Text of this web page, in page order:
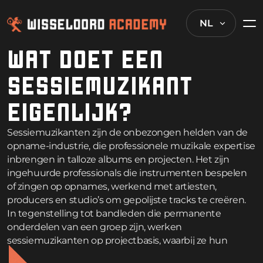
NL
WAT DOET EEN
SESSIEMUZIKANT
EIGENLIJK?
Sessiemuzikanten zijn de onbezongen helden van de
opname-industrie, die professionele muzikale expertise
inbrengen in talloze albums en projecten. Het zijn
ingehuurde professionals die instrumenten bespelen
of zingen op opnames, werkend met artiesten,
producers en studio’s om gepolijste tracks te creëren.
In tegenstelling tot bandleden die permanente
onderdelen van een groep zijn, werken
sessiemuzikanten op projectbasis, waarbij ze hun
vaardigheden aanpassen aan verschillende